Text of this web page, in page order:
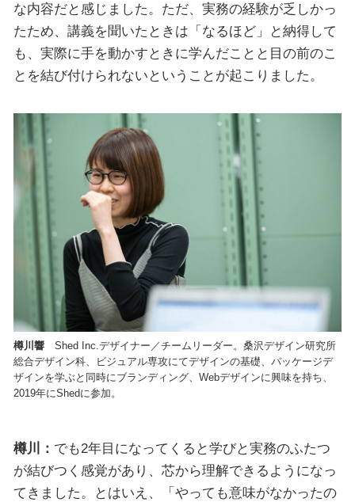
な内容だと感じました。ただ、実務の経験が乏しかっ
たため、講義を聞いたときは「なるほど」と納得して
も、実際に手を動かすときに学んだことと目の前のこ
とを結び付けられないということが起こりました。
樽川響Shed Inc.デザイナー／チームリーダー。桑沢デザイン研究所
総合デザイン科、ビジュアル専攻にてデザインの基礎、パッケージデ
ザインを学ぶと同時にブランディング、Webデザインに興味を持ち、
2019年にShedに参加。
樽川： でも2年目になってくると学びと実務のふたつ
が結びつく感覚があり、芯から理解できるようになっ
てきました。とはいえ、「やっても意味がなかったの